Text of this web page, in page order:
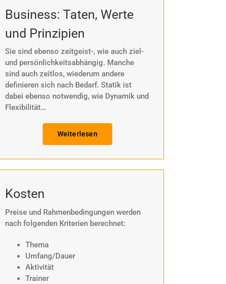
Business: Taten, Werte
und Prinzipien
Sie sind ebenso zeitgeist-, wie auch ziel-
und persönlichkeitsabhängig. Manche
sind auch zeitlos, wiederum andere
definieren sich nach Bedarf. Statik ist
dabei ebenso notwendig, wie Dynamik und
Flexibilität…
Weiterlesen
Kosten
Preise und Rahmenbedingungen werden
nach folgenden Kriterien berechnet:
Thema
Umfang/Dauer
Aktivität
Trainer